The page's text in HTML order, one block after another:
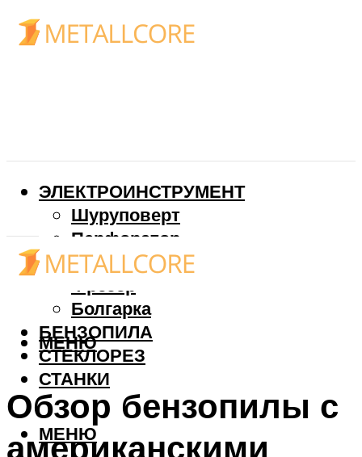
ЭЛЕКТРОИНСТРУМЕНТ
Шуруповерт
Перфоратор
Дрель
Фрезер
Болгарка
БЕНЗОПИЛА
СТЕКЛОРЕЗ
СТАНКИ
МЕНЮ
МЕНЮ
Обзор бензопилы с
американскими